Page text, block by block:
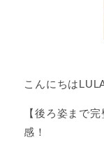
こんにちは
【後ろ姿まで
感！